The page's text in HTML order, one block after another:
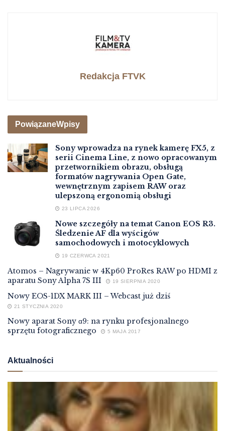
Redakcja FTVK
PowiązaneWpisy
Sony wprowadza na rynek kamerę FX5, z
serii Cinema Line, z nowo opracowanym
przetwornikiem obrazu, obsługą
formatów nagrywania Open Gate,
wewnętrznym zapisem RAW oraz
ulepszoną ergonomią obsługi
23 LIPCA 2026
Nowe szczegóły na temat Canon EOS R3.
Śledzenie AF dla wyścigów
samochodowych i motocyklowych
19 CZERWCA 2021
Atomos – Nagrywanie w 4Kp60 ProRes RAW po HDMI z
aparatu Sony Alpha 7S III
19 SIERPNIA 2020
Nowy EOS-1DX MARK III – Webcast już dziś
21 STYCZNIA 2020
Nowy aparat Sony α9: na rynku profesjonalnego
sprzętu fotograficznego
5 MAJA 2017
Aktualności